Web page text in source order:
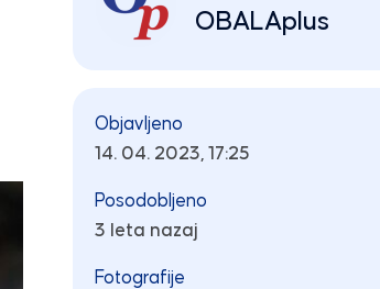
OBALAplus
Objavljeno
14. 04. 2023, 17:25
Posodobljeno
3 leta nazaj
Fotografije